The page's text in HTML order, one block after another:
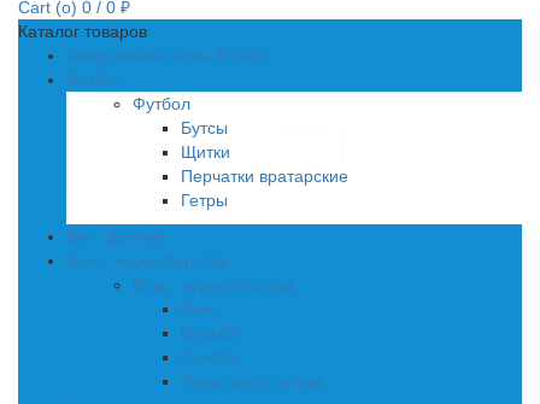
Cart (o) 0 / 0 ₽
Каталог товаров
Спортивная обувь EKSIS
Футбол
Футбол
Бутсы
Щитки
Перчатки вратарские
Гетры
Бег , фитнес
Бокс , единоборства
Бокс , единоборства
Бокс
Борьба
Самбо
Тяжелая атлетика